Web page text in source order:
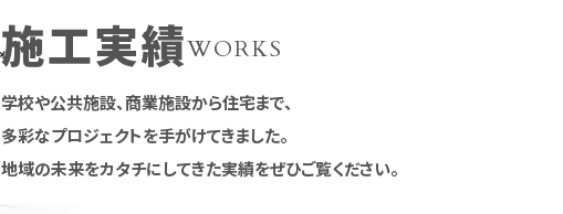
施工実績WORKS
学校や公共施設、商業施設から住宅まで、
多彩なプロジェクトを手がけてきました。
地域の未来をカタチにしてきた実績をぜひご覧ください。